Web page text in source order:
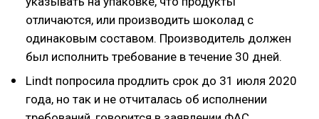
отличаются, или производить шоколад с
одинаковым составом. Производитель должен
был исполнить требование в течение 30 дней.
Lindt попросила продлить срок до 31 июля 2020
года, но так и не отчиталась об исполнении